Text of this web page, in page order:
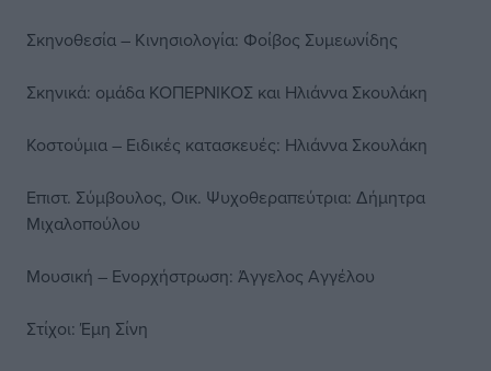
Σκηνοθεσία – Κινησιολογία: Φοίβος Συμεωνίδης
Σκηνικά: ομάδα ΚΟΠΕΡΝΙΚΟΣ και Ηλιάννα Σκουλάκη
Κοστούμια – Ειδικές κατασκευές: Ηλιάννα Σκουλάκη
Επιστ. Σύμβουλος, Οικ. Ψυχοθεραπεύτρια: Δήμητρα
Μιχαλοπούλου
Μουσική – Ενορχήστρωση: Άγγελος Αγγέλου
Στίχοι: Έμη Σίνη